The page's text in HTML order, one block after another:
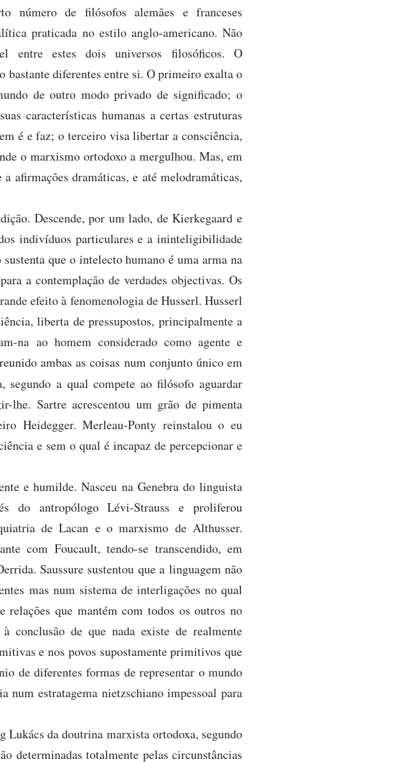
número de filósofos alemães e franceses
praticada no estilo anglo-americano. Não
entre estes dois universos filosóficos. O
diferentes entre si. O primeiro exalta o
de outro modo privado de significado; o
características humanas a certas estruturas
é e faz; o terceiro visa libertar a consciência,
o marxismo ortodoxo a mergulhou. Mas, em
afirmações dramáticas, e até melodramáticas,
Descende, por um lado, de Kierkegaard e
indivíduos particulares e a ininteligibilidade
que o intelecto humano é uma arma na
a contemplação de verdades objectivas. Os
efeito à fenomenologia de Husserl. Husserl
liberta de pressupostos, principalmente a
na ao homem considerado como agente e
ambas as coisas num conjunto único em
segundo a qual compete ao filósofo aguardar
lhe. Sartre acrescentou um grão de pimenta
Heidegger. Merleau-Ponty reinstalou o eu
e sem o qual é incapaz de percepcionar e
e humilde. Nasceu na Genebra do linguista
do antropólogo Lévi-Strauss e proliferou
de Lacan e o marxismo de Althusser.
com Foucault, tendo-se transcendido, em
Saussure sustentou que a linguagem não
mas num sistema de interligações no qual
que mantém com todos os outros no
conclusão de que nada existe de realmente
e nos povos supostamente primitivos que
de diferentes formas de representar o mundo
num estratagema nietzschiano impessoal para
da doutrina marxista ortodoxa, segundo
determinadas totalmente pelas circunstâncias